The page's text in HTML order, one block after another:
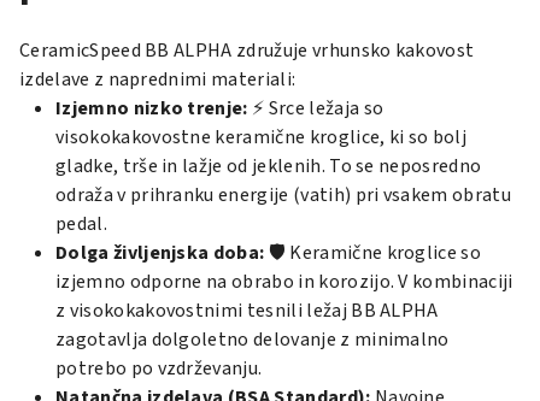
CeramicSpeed BB ALPHA združuje vrhunsko kakovost
izdelave z naprednimi materiali:
Izjemno nizko trenje: ⚡ Srce ležaja so
visokokakovostne keramične kroglice, ki so bolj
gladke, trše in lažje od jeklenih. To se neposredno
odraža v prihranku energije (vatih) pri vsakem obratu
pedal.
Dolga življenjska doba: 🛡️ Keramične kroglice so
izjemno odporne na obrabo in korozijo. V kombinaciji
z visokokakovostnimi tesnili ležaj BB ALPHA
zagotavlja dolgoletno delovanje z minimalno
potrebo po vzdrževanju.